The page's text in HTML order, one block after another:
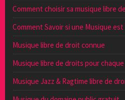
Comment choisir sa musique libre
Comment Savoir si une Musique
Musique libre de droit connue
Musique libre de droits pour
Musique Jazz & Ragtime libre de